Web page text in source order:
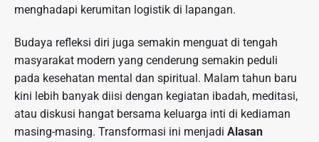
menghadapi kerumitan logistik di lapangan.
Budaya refleksi diri juga semakin menguat di tengah
masyarakat modern yang cenderung semakin peduli
pada kesehatan mental dan spiritual. Malam tahun baru
kini lebih banyak diisi dengan kegiatan ibadah, meditasi,
atau diskusi hangat bersama keluarga inti di kediaman
masing-masing. Transformasi ini menjadi Alasan